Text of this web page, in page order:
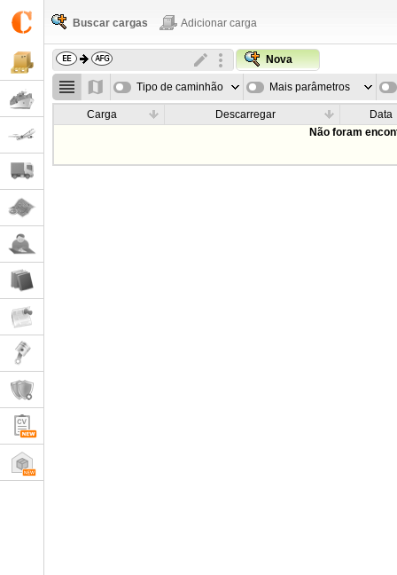
Buscar cargas Adicionar carga
Nova
Tipo de caminhão Mais parâmetros
Carga Descarregar
Data
Não foram